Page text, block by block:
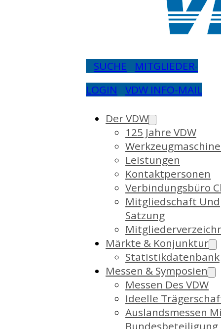
SUCHE
MITGLIEDER-
LOGIN
VDW INFO-MAIL
Der VDW
125 Jahre VDW
Leistungen
Kontaktpersonen
Verbindungsbüro
Mitgliedschaft Und
Satzung
Märkte & Konjunktur
Statistikdatenbank
Messen & Symposien
Messen Des VDW
Ideelle
Auslandsmessen
Bundesbeteiligung